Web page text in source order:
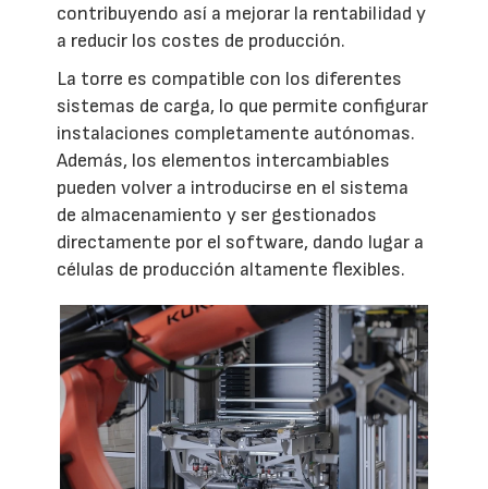
contribuyendo así a mejorar la rentabilidad y
a reducir los costes de producción.
La torre es compatible con los diferentes
sistemas de carga, lo que permite configurar
instalaciones completamente autónomas.
Además, los elementos intercambiables
pueden volver a introducirse en el sistema
de almacenamiento y ser gestionados
directamente por el software, dando lugar a
células de producción altamente flexibles.